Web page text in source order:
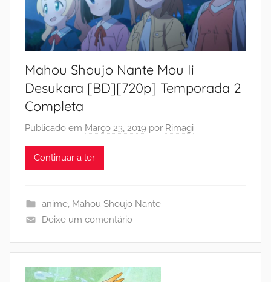
Mahou Shoujo Nante Mou Ii
Desukara [BD][720p] Temporada 2
Completa
Publicado em Março 23, 2019 por Rimagi
Continuar a ler
anime, Mahou Shoujo Nante
Deixe um comentário